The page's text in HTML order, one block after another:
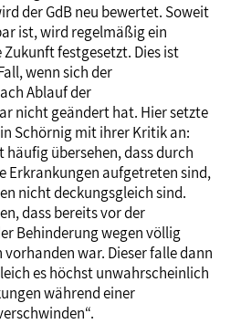
der GdB neu bewertet. Soweit
ist, wird regelmäßig ein
festgesetzt. Dies ist
wenn sich der
Ablauf der
nicht geändert hat. Hier setzte
Schörnig mit ihrer Kritik an:
häufig übersehen, dass durch
Erkrankungen aufgetreten sind,
nicht deckungsgleich sind.
dass bereits vor der
Behinderung wegen völlig
war. Dieser falle dann
es höchst unwahrscheinlich
während einer